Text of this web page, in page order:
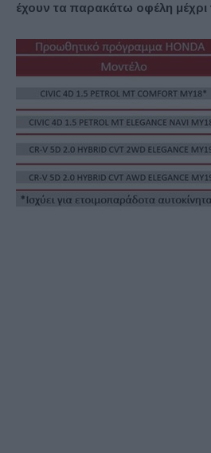
έχουν τα παρακάτω οφέλη μέχρι